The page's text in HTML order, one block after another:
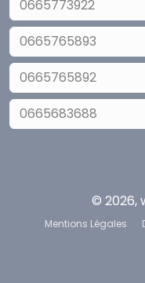
0665773922
0665765893
0665765892
0665683688
© 2026,
Mentions Légales